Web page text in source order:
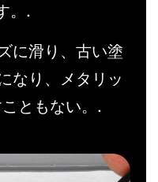
。.
に滑り、古い塗
なり、メタリッ
ともない。.